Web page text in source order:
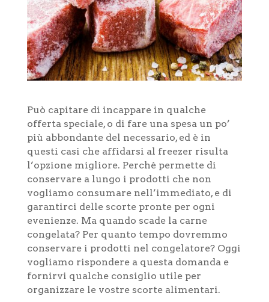
Può capitare di incappare in qualche
offerta speciale, o di fare una spesa un po’
più abbondante del necessario, ed è in
questi casi che affidarsi al freezer risulta
l’opzione migliore. Perché permette di
conservare a lungo i prodotti che non
vogliamo consumare nell’immediato, e di
garantirci delle scorte pronte per ogni
evenienze. Ma quando scade la carne
congelata? Per quanto tempo dovremmo
conservare i prodotti nel congelatore? Oggi
vogliamo rispondere a questa domanda e
fornirvi qualche consiglio utile per
organizzare le vostre scorte alimentari.